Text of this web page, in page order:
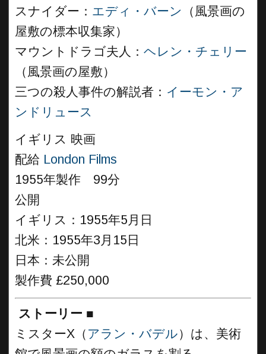
スナイダー： エディ・バーン
（風景画の
屋敷の標本収集家）
マウントドラゴ夫人： ヘレン・チェリー
（風景画の屋敷）
三つの殺人事件の解説者： イーモン・ア
ンドリュース
イギリス 映画
配給 London Films
1955年製作 99分
公開
イギリス：1955年5月日
北米：1955年3月15日
日本：未公開
製作費 £250,000
ストーリー ■
ミスターX（ アラン・バデル）は、美術